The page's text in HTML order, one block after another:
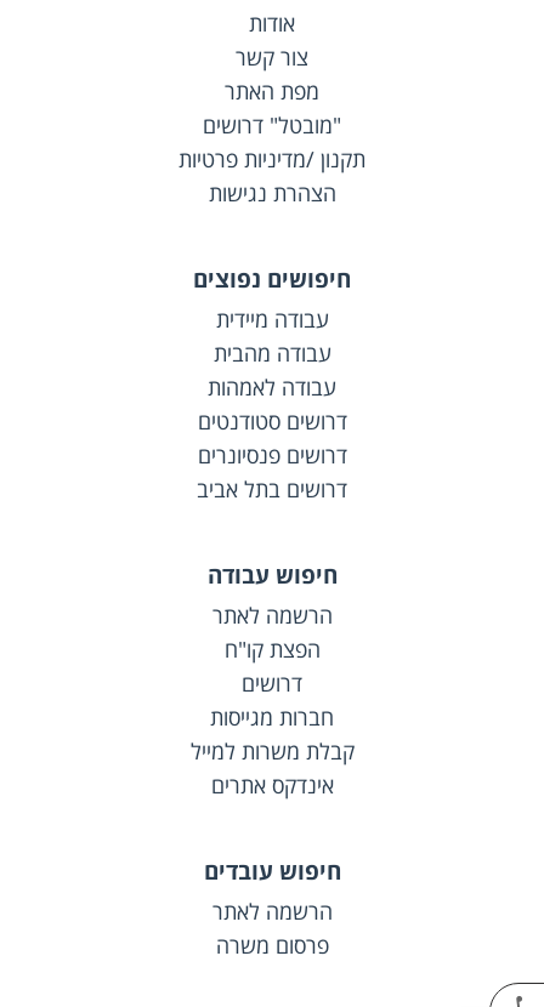
אודות
צור קשר
מפת האתר
"מובטל" דרושים
תקנון /מדיניות פרטיות
הצהרת נגישות
חיפושים נפוצים
עבודה מיידית
עבודה מהבית
עבודה לאמהות
דרושים סטודנטים
דרושים פנסיונרים
דרושים בתל אביב
חיפוש עבודה
הרשמה לאתר
הפצת קו"ח
דרושים
חברות מגייסות
קבלת משרות למייל
אינדקס אתרים
חיפוש עובדים
הרשמה לאתר
פרסום משרה